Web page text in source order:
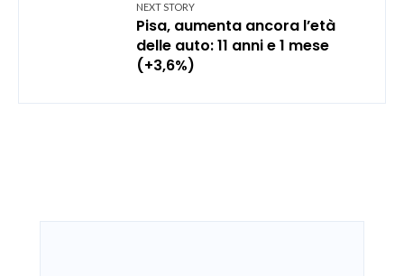
NEXT STORY
Pisa, aumenta ancora l’età
delle auto: 11 anni e 1 mese
(+3,6%)